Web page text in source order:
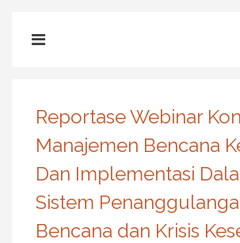
Reportase Webinar
Manajemen Bencana
Dan Implementasi
Sistem
Bencana dan Krisis